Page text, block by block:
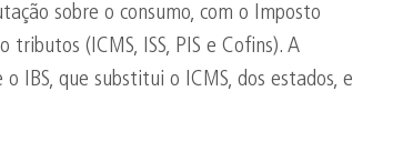
sobre o consumo, com o Imposto
(ICMS, ISS, PIS e Cofins). A
IBS, que substitui o ICMS, dos estados, e